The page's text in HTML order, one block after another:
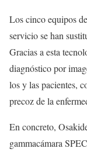
Los cinco equipos
servicio se han
Gracias a esta
diagnóstico por
los y las pacientes,
precoz de la
En concreto,
gammacámara